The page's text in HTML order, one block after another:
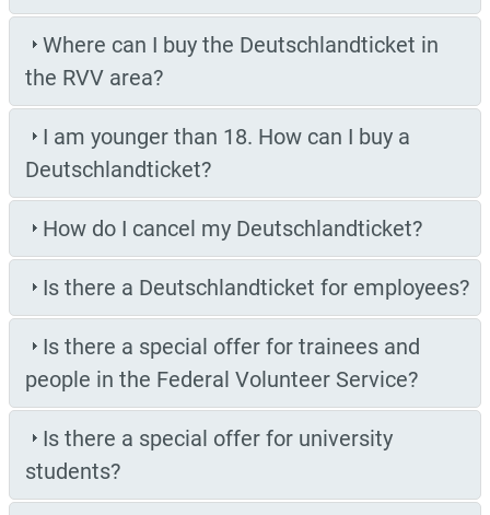
Where can I buy the Deutschlandticket in
the RVV area?
I am younger than 18. How can I buy a
Deutschlandticket?
How do I cancel my Deutschlandticket?
Is there a Deutschlandticket for employees?
Is there a special offer for trainees and
people in the Federal Volunteer Service?
Is there a special offer for university
students?